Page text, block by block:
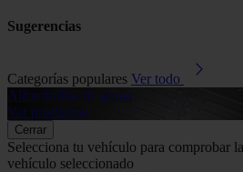
Sugerencias
Categorías populares Ver todo
Alfombrillas de goma
Ver productos
Cerrar
Selecciona tu vehículo para comprobar
vehículo seleccionado